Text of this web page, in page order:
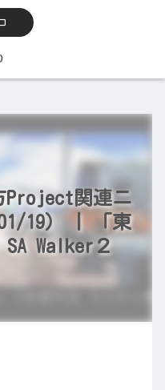
Project関連ニ
19） | 「東
SA Walker２